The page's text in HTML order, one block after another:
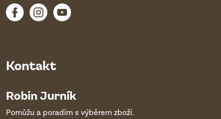
Kontakt
Robin Jurník
Pomůžu a poradím s výběrem zboží.